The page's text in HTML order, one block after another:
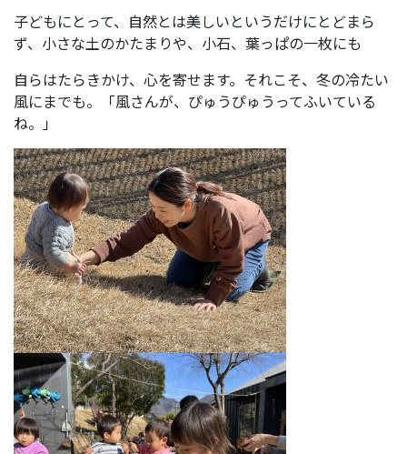
子どもにとって、自然とは美しいというだけにとどまら
ず、小さな土のかたまりや、小石、葉っぱの一枚にも
自らはたらきかけ、心を寄せます。それこそ、冬の冷たい
風にまでも。「風さんが、ぴゅうぴゅうってふいている
ね。」